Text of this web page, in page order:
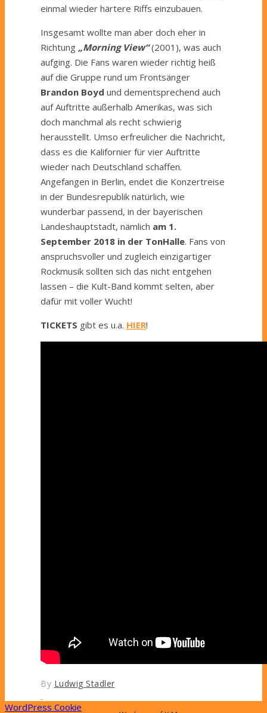
einmal wieder härtere Riffs einzubauen.
Insgesamt wollte man aber doch eher in
Richtung „Morning View“(2001), was auch
aufging. Die Fans waren wieder richtig heiß
auf die Gruppe rund um Frontsänger
Brandon Boyd und dementsprechend auch
auf Auftritte außerhalb Amerikas, was sich
doch manchmal als recht schwierig
herausstellt. Umso erfreulicher die Nachricht,
dass es die Kalifornier für vier Auftritte
wieder nach Deutschland schaffen.
Angefangen in Berlin, endet die Konzertreise
in der Bundesrepublik natürlich, wie
wunderbar passend, in der bayerischen
Landeshauptstadt, nämlich am 1.
September 2018 in der TonHalle. Fans von
anspruchsvoller und zugleich einzigartiger
Rockmusik sollten sich das nicht entgehen
lassen – die Kult-Band kommt selten, aber
dafür mit voller Wucht!
TICKETS gibt es u.a. HIER!
By Ludwig Stadler
WordPress Cookie